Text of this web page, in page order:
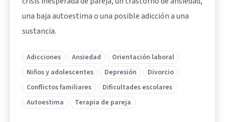
una baja autoestima o una posible adicción a una
sustancia.
Adicciones Ansiedad
Orientación laboral
Niños y adolescentes
Depresión
Divorcio
Conflictos familiares
Dificultades escolares
Autoestima
Terapia de pareja